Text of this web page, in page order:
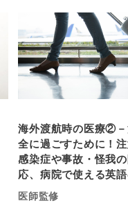
海外渡航時の医療②
全に過ごすために！
感染症や事故・怪我
応、病院で使える英
医師監修